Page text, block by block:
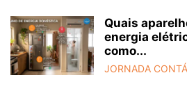
Quais
energia
como...
JORNADA